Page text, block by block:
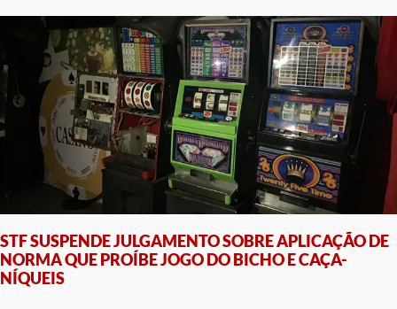
STF SUSPENDE JULGAMENTO SOBRE APLICAÇÃO DE
NORMA QUE PROÍBE JOGO DO BICHO E CAÇA-
NÍQUEIS